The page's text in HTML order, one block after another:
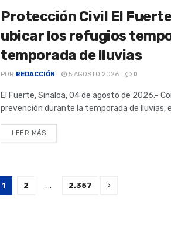
Protección Civil El
ubicar los refugios
temporada de lluvias
POR REDACCIÓN 5 AGOSTO 2026 0
El Fuerte, Sinaloa, 04 de agosto de 2026.-
prevención durante la temporada de lluvias,
LEER MÁS
1 2 2.357